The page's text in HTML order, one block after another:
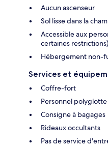
Aucun ascenseur
Sol lisse dans la
Accessible aux
certaines restrictions)
Hébergement non-
Services et
Coffre-fort
Personnel polyglotte
Consigne à bagages
Rideaux occultants
Pas de service